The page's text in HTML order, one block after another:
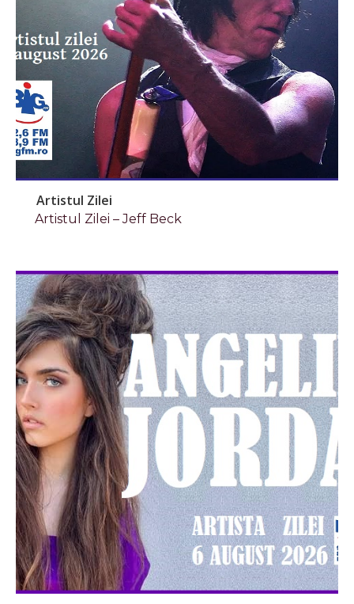
Artistul Zilei
Artistul Zilei – Jeff Beck